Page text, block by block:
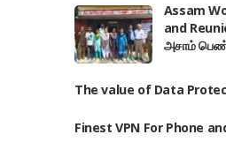
Assam
and
அசாம் பெண்
The value of Data
Finest VPN For Phone